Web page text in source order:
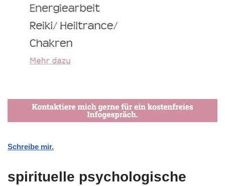
Schreibe mir.
spirituelle psychologische